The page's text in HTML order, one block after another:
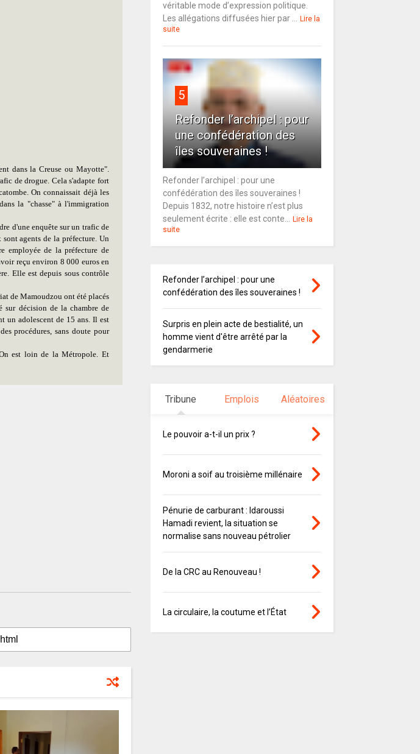
dans la Creuse ou Mayotte".
de drogue. Cela s'adapte fort
On connaissait déjà les
la "chasse" à l'immigration
d'une enquête sur un trafic de
agents de la préfecture. Un
employée de la préfecture de
reçu environ 8 000 euros en
Elle est depuis sous contrôle
de Mamoudzou ont été placés
sur décision de la chambre de
un adolescent de 15 ans. Il est
procédures, sans doute pour
est loin de la Métropole. Et
véritable mode d’expression politique.
Les allégations diffusées hier par ...
Lire la
suite
5
Refonder l’archipel : pour
une confédération des
îles souveraines !
Refonder l’archipel : pour une
confédération des îles souveraines !
Depuis 1832, notre histoire n’est plus
seulement écrite : elle est conte...
Lire la
suite
Refonder l’archipel : pour une
confédération des îles souveraines !
Surpris en plein acte de bestialité, un
homme vient d'être arrêté par la
gendarmerie
Tribune Emplois Aléatoires
Le pouvoir a-t-il un prix ?
Moroni a soif au troisième millénaire
Pénurie de carburant : Idaroussi
Hamadi revient, la situation se
normalise sans nouveau pétrolier
De la CRC au Renouveau !
La circulaire, la coutume et l’État